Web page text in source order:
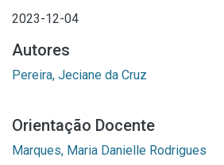
2023-12-04
Autores
Pereira, Jeciane da Cruz
Orientação Docente
Marques, Maria Danielle Rodrigues